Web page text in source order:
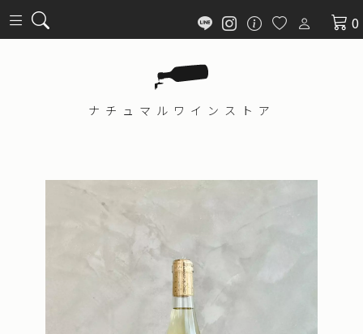
0
ナチュマル ワインストア